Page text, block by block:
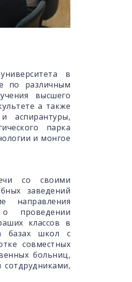
в
по различным
высшего
а также
аспирантуры,
парка
и монгое
со своими
заведений
направления
проведении
классов в
базах школ с
совместных
больниц,